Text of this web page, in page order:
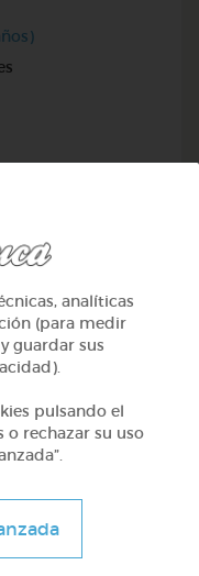
analíticas
(para medir
guardar sus
pulsando el
o rechazar su uso